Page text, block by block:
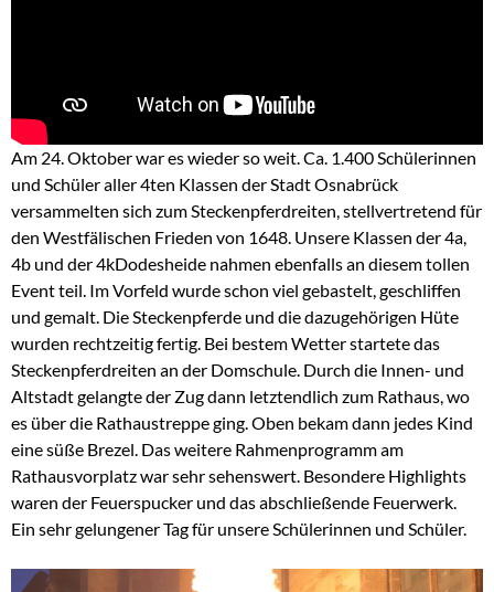
Am 24. Oktober war es wieder so weit. Ca. 1.400 Schülerinnen
und Schüler aller 4ten Klassen der Stadt Osnabrück
versammelten sich zum Steckenpferdreiten, stellvertretend für
den Westfälischen Frieden von 1648. Unsere Klassen der 4a,
4b und der 4kDodesheide nahmen ebenfalls an diesem tollen
Event teil. Im Vorfeld wurde schon viel gebastelt, geschliffen
und gemalt. Die Steckenpferde und die dazugehörigen Hüte
wurden rechtzeitig fertig. Bei bestem Wetter startete das
Steckenpferdreiten an der Domschule. Durch die Innen- und
Altstadt gelangte der Zug dann letztendlich zum Rathaus, wo
es über die Rathaustreppe ging. Oben bekam dann jedes Kind
eine süße Brezel. Das weitere Rahmenprogramm am
Rathausvorplatz war sehr sehenswert. Besondere Highlights
waren der Feuerspucker und das abschließende Feuerwerk.
Ein sehr gelungener Tag für unsere Schülerinnen und Schüler.